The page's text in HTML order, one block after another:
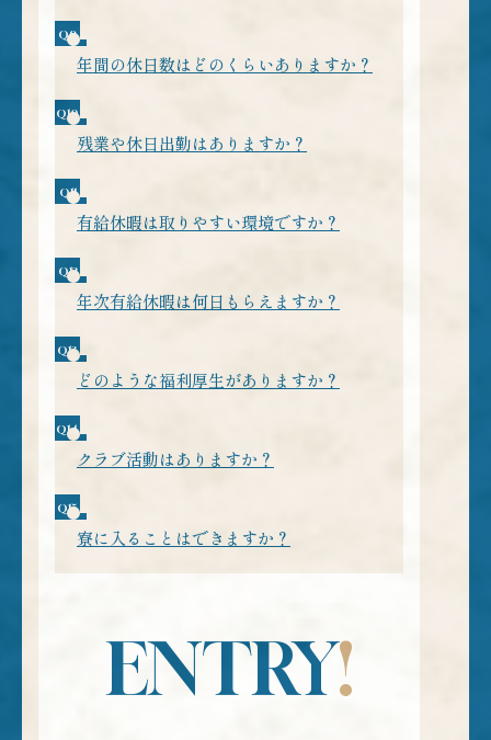
外顧客や海外拠点との打ち合わせ、装置立上げなど）。
頻度は職種やプロジェクトによって異なります。
年間の休日数はどのくらいありますか？
標準的な年間休日は128日（完全週休2日制・祝日・年末
年始休暇等を含む）です。
す。
残業や休日出勤はありますか？
勤が発生する場合があります。
一方で業務効率化やワークライフバランス推進のための
位での調整を進めています。具体的な残業時間の目安は
配属先により異なりますので、面接時にご確認くださ
い。
有給休暇は取りやすい環境ですか？
目指しています。
業務の繁閑に応じて取りにくい時期はありますが、計画
取り組みを行っています。
また時間単位の有給休暇制度がございますので、都合に
よって1時間から有休を取得することができます。
ども整備しています。
年次有給休暇は何日もらえますか？
続年数に応じて付与日数が増えます。
具体的には入社2年目で11日、3年目で12日…と毎年1日
能です。
どのような福利厚生がありますか？
利厚生に加え、食事手当や資格手当、家族手当や住宅手
当がございます。
や確定給付企業年金などの資産形成支援も充実しており
ます。
その他、育児・介護休業制度、スキルアップ補助として
クラブ活動はありますか？
おりません。
その代わりに、社員交流を目的とした年1回の社内イベ
ており、部署を横断した交流の場を提供しています。
寮に入ることはできますか？
ENTRY!